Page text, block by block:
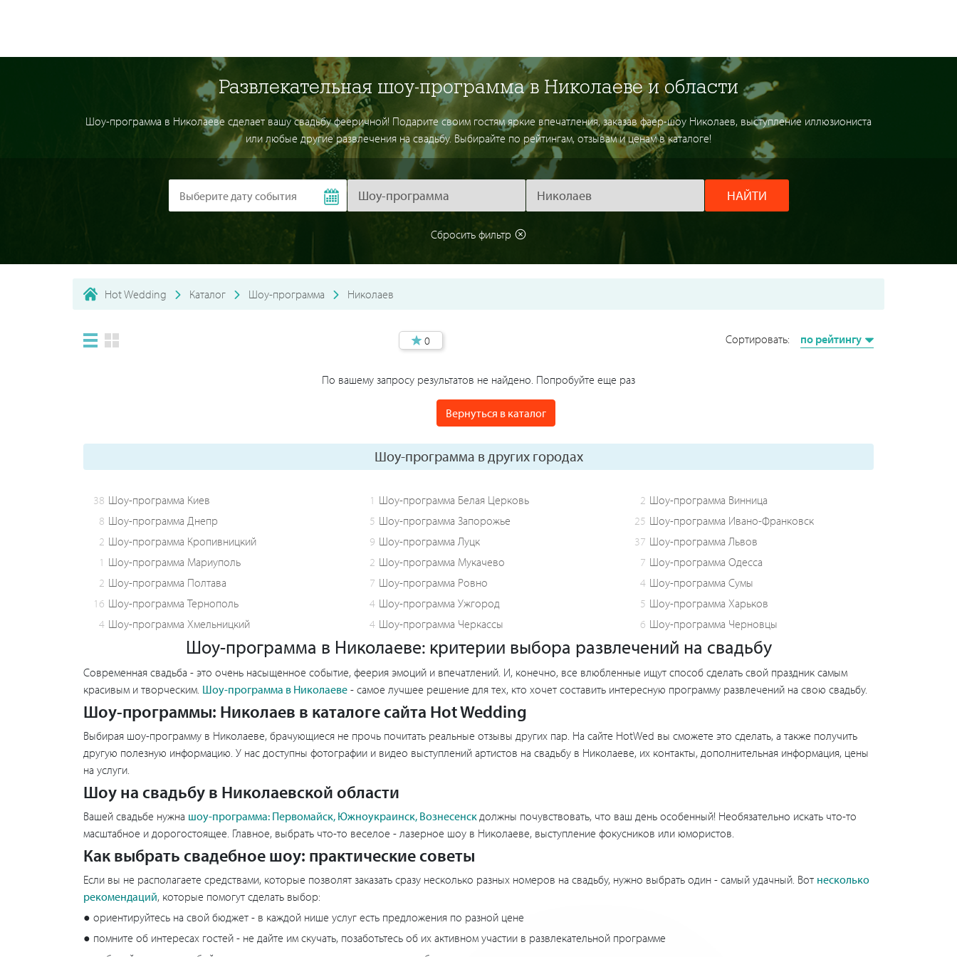
Развлекательная шоу-программа в Николаеве и области
Шоу-программа в Николаеве сделает вашу свадьбу фееричной! Подарите своим гостям яркие впечатления, заказав фаер-шоу Николаев, выступление иллюзиониста
или любые другие развлечения на свадьбу. Выбирайте по рейтингам, отзывам и ценам в каталоге!
НАЙТИ
Сбросить фильтр
Hot Wedding Каталог Шоу-программа Николаев
0 Сортировать: по рейтингу
По вашему запросу результатов не найдено. Попробуйте еще раз
Вернуться в каталог
Шоу-программа в других городах
38 Шоу-программа Киев 1 Шоу-программа Белая Церковь 2 Шоу-программа Винница
8 Шоу-программа Днепр 5 Шоу-программа Запорожье 25 Шоу-программа Ивано-Франковск
2 Шоу-программа Кропивницкий 9 Шоу-программа Луцк 37 Шоу-программа Львов
1 Шоу-программа Мариуполь 2 Шоу-программа Мукачево 7 Шоу-программа Одесса
2 Шоу-программа Полтава 7 Шоу-программа Ровно 4 Шоу-программа Сумы
16 Шоу-программа Тернополь 4 Шоу-программа Ужгород 5 Шоу-программа Харьков
4 Шоу-программа Хмельницкий 4 Шоу-программа Черкассы 6 Шоу-программа Черновцы
Шоу-программа в Николаеве: критерии выбора развлечений на свадьбу
Современная свадьба - это очень насыщенное событие, феерия эмоций и впечатлений. И, конечно, все влюбленные ищут способ сделать свой праздник самым
красивым и творческим. Шоу-программа в Николаеве - самое лучшее решение для тех, кто хочет составить интересную программу развлечений на свою свадьбу.
Шоу-программы: Николаев в каталоге сайта Hot Wedding
Выбирая шоу-программу в Николаеве, брачующиеся не прочь почитать реальные отзывы других пар. На сайте HotWed вы сможете это сделать, а также получить
другую полезную информацию. У нас доступны фотографии и видео выступлений артистов на свадьбу в Николаеве, их контакты, дополнительная информация, цены
на услуги.
Шоу на свадьбу в Николаевской области
Вашей свадьбе нужна шоу-программа: Первомайск, Южноукраинск, Вознесенскдолжны почувствовать, что ваш день особенный! Необязательно искать что-то
масштабное и дорогостоящее. Главное, выбрать что-то веселое - лазерное шоу в Николаеве, выступление фокусников или юмористов.
Как выбрать свадебное шоу: практические советы
Если вы не располагаете средствами, которые позволят заказать сразу несколько разных номеров на свадьбу, нужно выбрать один - самый удачный. Вот несколько
рекомендаций, которые помогут сделать выбор:
● ориентируйтесь на свой бюджет - в каждой нише услуг есть предложения по разной цене
● помните об интересах гостей - не дайте им скучать, позаботьтесь об их активном участии в развлекательной программе